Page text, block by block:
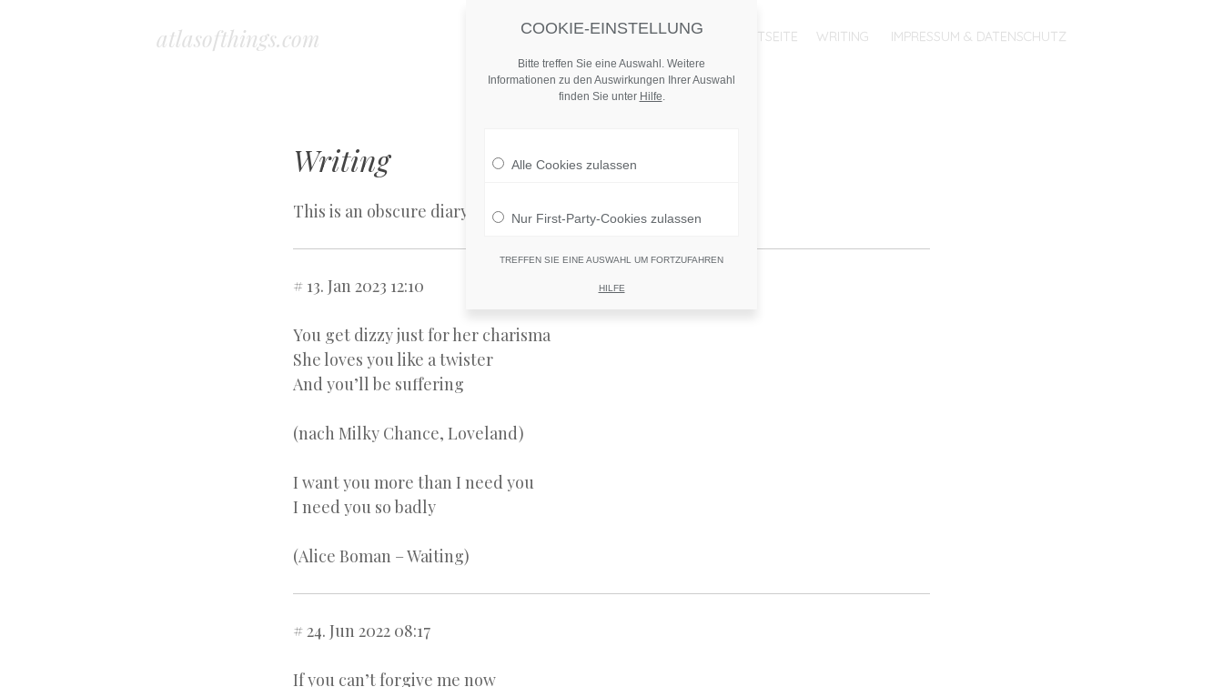
atlasofthings.com MENU
SKIP
CONTENT
STARTSEITE WRITING IMPRESSUM & DATENSCHUTZ
Writing
This is an obscure diary.
# 13. Jan 2023 12:10
You get dizzy just for her charisma
She loves you like a twister
And you’ll be suffering
(nach Milky Chance, Loveland)
I want you more than I need you
I need you so badly
(Alice Boman – Waiting)
# 24. Jun 2022 08:17
If you can’t forgive me now
COOKIE-EINSTELLUNG
Bitte treffen Sie eine Auswahl. Weitere
Informationen zu den Auswirkungen Ihrer Auswahl
finden Sie unter Hilfe.
Alle Cookies zulassen
Nur First-Party-Cookies zulassen
TREFFEN SIE EINE AUSWAHL UM FORTZUFAHREN
HILFE